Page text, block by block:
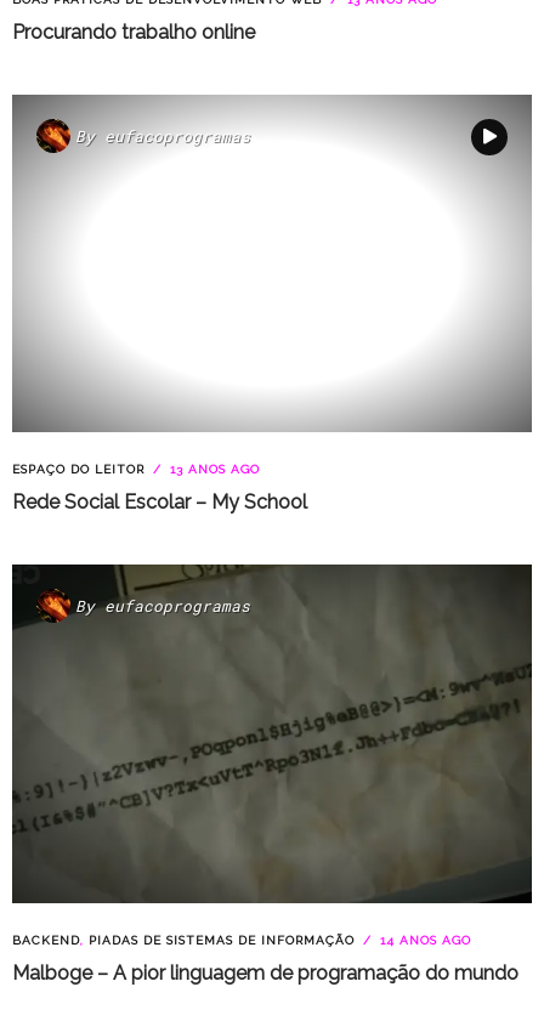
Procurando trabalho online
By eufacoprogramas
ESPAÇO DO LEITOR 13 ANOS AGO
Rede Social Escolar – My School
Byeufacoprogramas
BACKEND, PIADAS DE SISTEMAS DE INFORMAÇÃO 14 ANOS AGO
Malboge – A pior linguagem de programação do mundo